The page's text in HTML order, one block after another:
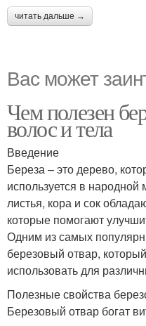
читать дальше →
Вас может
Чем полезен
волос и тела
Введение
Береза – это дерево,
используется в
листья, кора и сок
которые помогают
Одним из самых
березовый отвар,
использовать для
Полезные свойства
Березовый отвар богат